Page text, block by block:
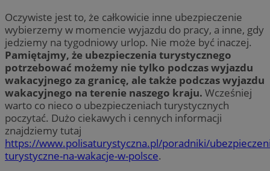
Oczywiste jest to, że całkowicie inne ubezpieczenie
wybierzemy w momencie wyjazdu do pracy, a inne, gdy
jedziemy na tygodniowy urlop. Nie może być inaczej.
Pamiętajmy, że ubezpieczenia turystycznego
potrzebować możemy nie tylko podczas wyjazdu
wakacyjnego za granicę, ale także podczas wyjazdu
wakacyjnego na terenie naszego kraju. Wcześniej
warto co nieco o ubezpieczeniach turystycznych
poczytać. Dużo ciekawych i cennych informacji
znajdziemy tutaj
https://www.polisaturystyczna.pl/poradniki/
turystyczne-na-wakacje-w-polsce.